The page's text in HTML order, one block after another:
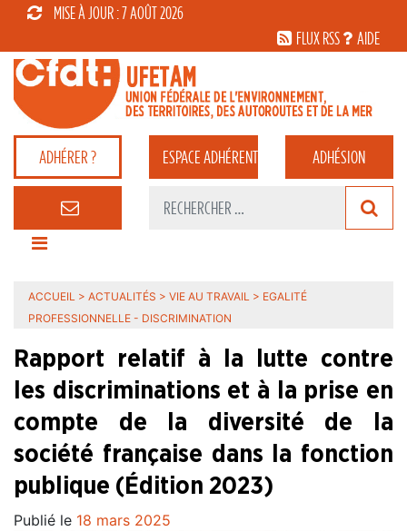
MISE À JOUR : 7 AOÛT 2026
FLUX RSS
AIDE
ADHÉRER ? ESPACEADHÉRENT ADHÉSION
ACCUEIL > ACTUALITÉS > VIE AU TRAVAIL > EGALITÉ
PROFESSIONNELLE - DISCRIMINATION
Rapport relatif à la lutte contre
les discriminations et à la prise en
compte de la diversité de la
société française dans la fonction
publique (Édition 2023)
Publié le 18 mars 2025